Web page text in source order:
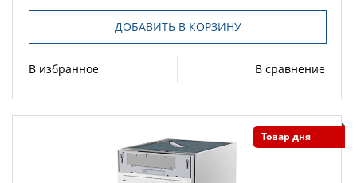
ДОБАВИТЬ В КОРЗИНУ
В избранное В сравнение
Товар дня